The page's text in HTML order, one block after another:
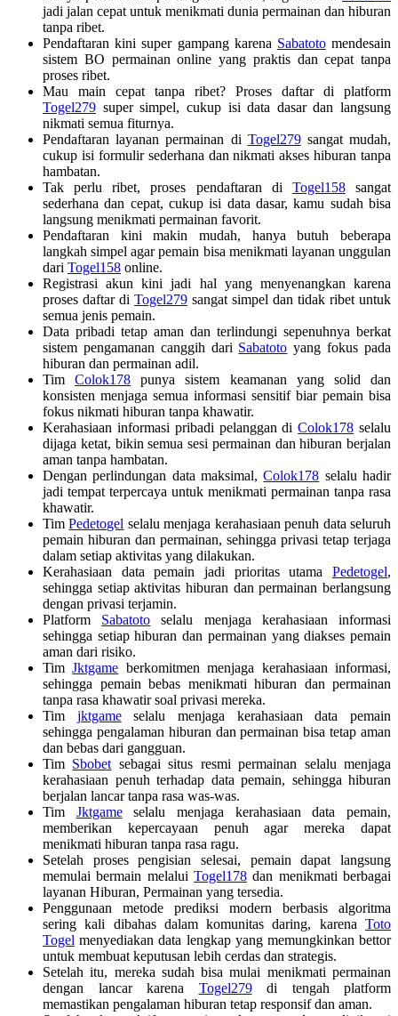
jadi jalan cepat untuk menikmati dunia permainan dan hiburan
tanpa ribet.
Pendaftaran kini super gampang karena Sabatotomendesain
sistem BO permainan online yang praktis dan cepat tanpa
proses ribet.
Mau main cepat tanpa ribet? Proses daftar di platform
Togel279 super simpel, cukup isi data dasar dan langsung
nikmati semua fiturnya.
Pendaftaran layanan permainan di Togel279sangat mudah,
cukup isi formulir sederhana dan nikmati akses hiburan tanpa
hambatan.
Tak perlu ribet, proses pendaftaran di Togel158sangat
sederhana dan cepat, cukup isi data dasar, kamu sudah bisa
langsung menikmati permainan favorit.
Pendaftaran kini makin mudah, hanya butuh beberapa
langkah simpel agar pemain bisa menikmati layanan unggulan
dari Togel158 online.
Registrasi akun kini jadi hal yang menyenangkan karena
proses daftar di Togel279 sangat simpel dan tidak ribet untuk
semua jenis pemain.
Data pribadi tetap aman dan terlindungi sepenuhnya berkat
sistem pengamanan canggih dari Sabatoto yang fokus pada
hiburan dan permainan adil.
TimColok178 punya sistem keamanan yang solid dan
konsisten menjaga semua informasi sensitif biar pemain bisa
fokus nikmati hiburan tanpa khawatir.
Kerahasiaan informasi pribadi pelanggan diColok178 selalu
dijaga ketat, bikin semua sesi permainan dan hiburan berjalan
aman tanpa hambatan.
Dengan perlindungan data maksimal,Colok178 selalu hadir
jadi tempat terpercaya untuk menikmati permainan tanpa rasa
khawatir.
TimPedetogel selalu menjaga kerahasiaan penuh data seluruh
pemain hiburan dan permainan, sehingga privasi tetap terjaga
dalam setiap aktivitas yang dilakukan.
Kerahasiaan data pemain jadi prioritas utama Pedetogel,
sehingga setiap aktivitas hiburan dan permainan berlangsung
dengan privasi terjamin.
Platform Sabatoto selalu menjaga kerahasiaan informasi
sehingga setiap hiburan dan permainan yang diakses pemain
aman dari risiko.
TimJktgame berkomitmen menjaga kerahasiaan informasi,
sehingga pemain bebas menikmati hiburan dan permainan
tanpa rasa khawatir soal privasi mereka.
Tim jktgameselalu menjaga kerahasiaan data pemain
sehingga pengalaman hiburan dan permainan bisa tetap aman
dan bebas dari gangguan.
Tim Sbobet sebagai situs resmi permainan selalu menjaga
kerahasiaan penuh terhadap data pemain, sehingga hiburan
berjalan lancar tanpa rasa was-was.
Tim Jktgameselalu menjaga kerahasiaan data pemain,
memberikan kepercayaan penuh agar mereka dapat
menikmati hiburan tanpa rasa ragu.
Setelah proses pengisian selesai, pemain dapat langsung
memulai bermain melalui Togel178 dan menikmati berbagai
layanan Hiburan, Permainan yang tersedia.
Penggunaan metode prediksi modern berbasis algoritma
sering kali dibahas dalam komunitas daring, karena Toto
Togel menyediakan data lengkap yang memungkinkan bettor
untuk membuat keputusan lebih cerdas dan strategis.
Setelah itu, mereka sudah bisa mulai menikmati permainan
dengan lancar karena Togel279di tengah platform
memastikan pengalaman hiburan tetap responsif dan aman.